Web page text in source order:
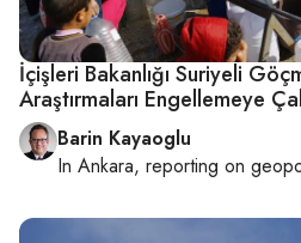
İçişleri Bakanlığı Suriyeli
Araştırmaları Engellemeye
Barin Kayaoglu
In Ankara, reporting on